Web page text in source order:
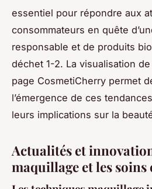
essentiel pour répondre aux
consommateurs en quête
responsable et de produits
déchet 1-2. La visualisation
page CosmetiCherry permet
l’émergence de ces
leurs implications sur la
Actualités et
maquillage et les soins